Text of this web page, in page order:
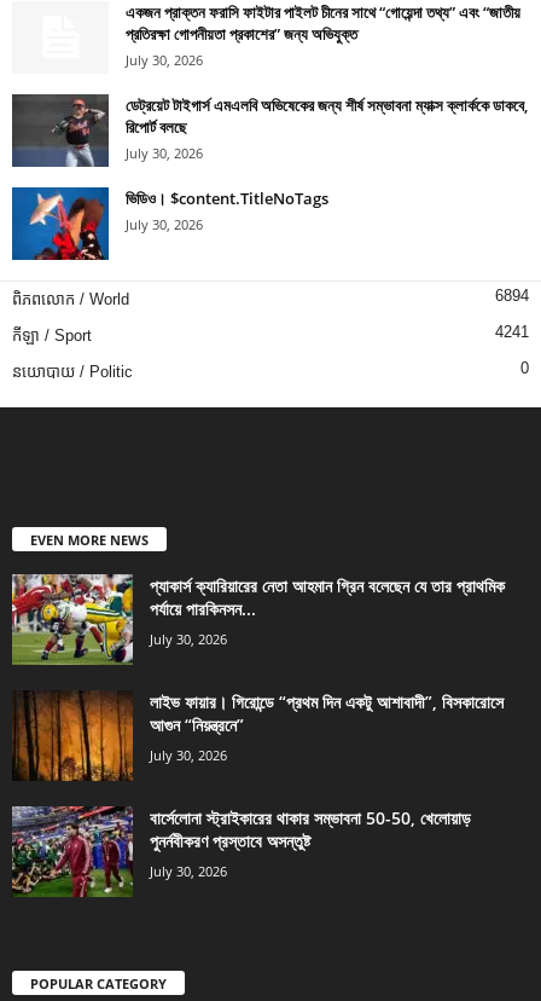
একজন প্রাক্তন ফরাসি ফাইটার পাইলট চীনের সাথে “গোয়েন্দা তথ্য” এবং “জাতীয়
প্রতিরক্ষা গোপনীয়তা প্রকাশের” জন্য অভিযুক্ত
July 30, 2026
ডেট্রয়েট টাইগার্স এমএলবি অভিষেকের জন্য শীর্ষ সম্ভাবনা ম্যাক্স ক্লার্ককে ডাকবে,
রিপোর্ট বলছে
July 30, 2026
ভিডিও। $content.TitleNoTags
July 30, 2026
ពិភពលោក / World 6894
កីឡា / Sport 4241
នយោបាយ / Politic 0
EVEN MORE NEWS
প্যাকার্স ক্যারিয়ারের নেতা আহমান গ্রিন বলেছেন যে তার প্রাথমিক
পর্যায়ে পারকিনসন...
July 30, 2026
লাইভ ফায়ার। গিরোন্ডে “প্রথম দিন একটু আশাবাদী”, বিসকারোসে
আগুন “নিয়ন্ত্রনে”
July 30, 2026
বার্সেলোনা স্ট্রাইকারের থাকার সম্ভাবনা 50-50, খেলোয়াড়
পুনর্নবীকরণ প্রস্তাবে অসন্তুষ্ট
July 30, 2026
POPULAR CATEGORY